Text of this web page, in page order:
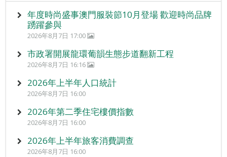
年度時尚盛事澳門服裝節10月登場 歡迎時尚品牌
踴躍參與
2026年8月7日 17:00
市政署開展龍環葡韻生態步道翻新工程
2026年8月7日 16:16
2026年上半年人口統計
2026年8月7日 16:00
2026年第二季住宅樓價指數
2026年8月7日 16:00
2026年上半年旅客消費調查
2026年8月7日 16:00